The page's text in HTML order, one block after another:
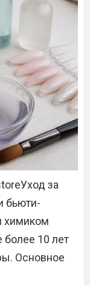
за
бьюти-
химиком
более 10 лет
Основное